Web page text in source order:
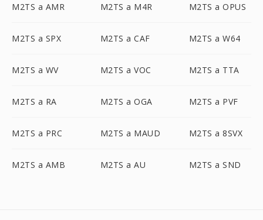
M2TS a AMR M2TS a M4R M2TS a OPUS
M2TS a SPX M2TS a CAF M2TS a W64
M2TS a WV M2TS a VOC M2TS a TTA
M2TS a RA M2TS a OGA M2TS a PVF
M2TS a PRC M2TS a MAUD M2TS a 8SVX
M2TS a AMB M2TS a AU M2TS a SND